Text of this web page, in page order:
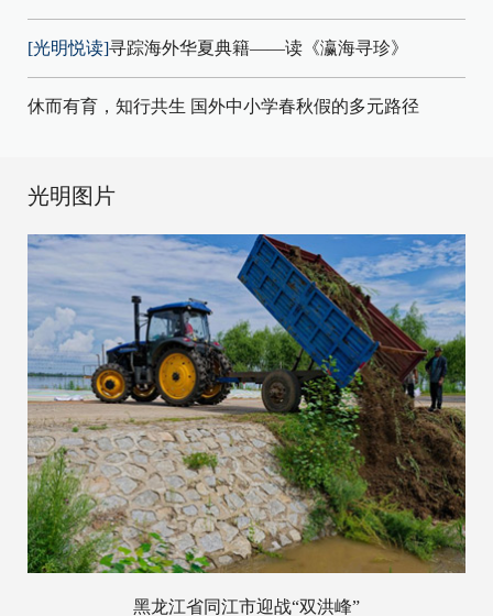
[光明悦读]寻踪海外华夏典籍——读《瀛海寻珍》
休而有育，知行共生 国外中小学春秋假的多元路径
光明图片
黑龙江省同江市迎战“双洪峰”